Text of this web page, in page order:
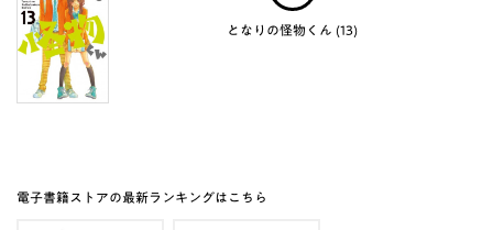
となりの怪物くん (13)
電子書籍ストアの最新ランキングはこちら